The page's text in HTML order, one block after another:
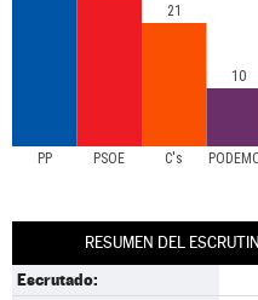
PP PSOE C's
21
10
RESUMEN DEL
Escrutado: